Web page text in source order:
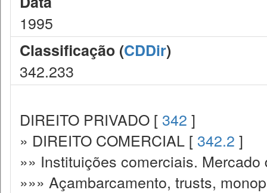
1995
Classificação (CDDir)
342.233
DIREITO PRIVADO [ 342 ]
» DIREITO COMERCIAL [ 342.2 ]
»» Instituições comerciais.
»»» Açambarcamento, trusts,